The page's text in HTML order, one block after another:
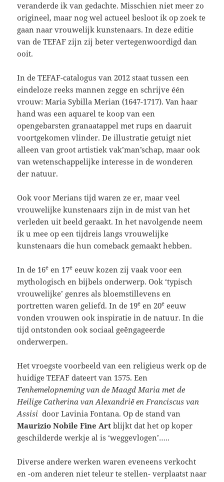
veranderde ik van gedachte. Misschien niet meer zo
origineel, maar nog wel actueel besloot ik op zoek te
gaan naar vrouwelijk kunstenaars. In deze editie
van de TEFAF zijn zij beter vertegenwoordigd dan
ooit.
In de TEFAF-catalogus van 2012 staat tussen een
eindeloze reeks mannen zegge en schrijve één
vrouw: Maria Sybilla Merian (1647-1717). Van haar
hand was een aquarel te koop van een
opengebarsten granaatappel met rups en daaruit
voortgekomen vlinder. De illustratie getuigt niet
alleen van groot artistiek vak’man’schap, maar ook
van wetenschappelijke interesse in de wonderen
der natuur.
Ook voor Merians tijd waren ze er, maar veel
vrouwelijke kunstenaars zijn in de mist van het
verleden uit beeld geraakt. In het navolgende neem
ik u mee op een tijdreis langs vrouwelijke
kunstenaars die hun comeback gemaakt hebben.
In de 16e en 17e eeuw kozen zij vaak voor een
mythologisch en bijbels onderwerp. Ook ‘typisch
vrouwelijke’ genres als bloemstillevens en
portretten waren geliefd. In de 19e en 20e eeuw
vonden vrouwen ook inspiratie in de natuur. In die
tijd ontstonden ook sociaal geëngageerde
onderwerpen.
Het vroegste voorbeeld van een religieus werk op de
huidige TEFAF dateert van 1575. Een
Tenhemelopneming van de Maagd Maria met de
Heilige Catherina van Alexandrië en Franciscus van
Assisi door Lavinia Fontana. Op de stand van
Maurizio Nobile Fine Art blijkt dat het op koper
geschilderde werkje al is ‘weggevlogen’…..
Diverse andere werken waren eveneens verkocht
en -om anderen niet teleur te stellen- verplaatst naar